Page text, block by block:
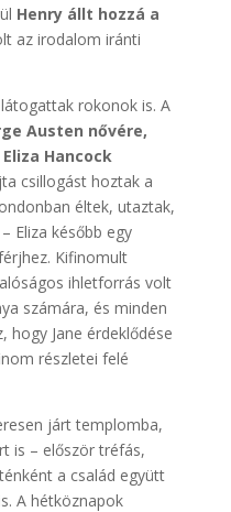
Henry állt hozzá a
az irodalom iránti
rokonok is. A
Austen nővére,
Eliza Hancock
csillogást hoztak a
éltek, utaztak,
Eliza később egy
Kifinomult
ihletforrás volt
számára, és minden
hogy Jane érdeklődése
részletei felé
járt templomba,
is – először tréfás,
a család együtt
A hétköznapok